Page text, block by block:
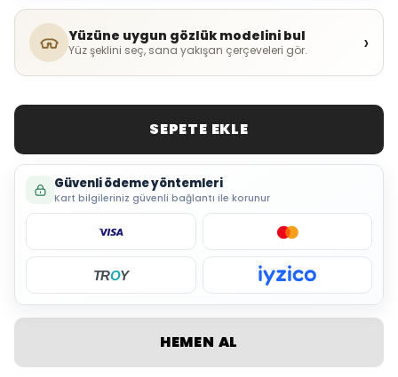
Yüzüne uygun gözlük modelini bul
Yüz şeklini seç, sana yakışan çerçeveleri gör. ›
SEPETE EKLE
Güvenli ödeme yöntemleri
Kart bilgileriniz güvenli bağlantı ile korunur
TROY
HEMEN AL